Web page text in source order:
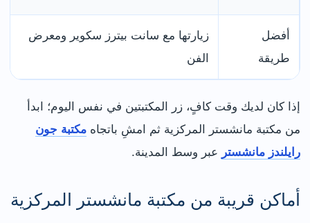
أفضل
طريقة
زيارتها مع سانت بيترز سكوير ومعرض
الفن
إذا كان لديك وقت كافٍ، زر المكتبتين في نفس اليوم؛ ابدأ
من مكتبة مانشستر المركزية ثم امشِ باتجاه مكتبة جون
رايلندز مانشستر عبر وسط المدينة.
أماكن قريبة من مكتبة مانشستر المركزية